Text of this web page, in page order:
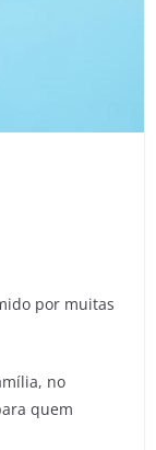
por muitas
no
quem